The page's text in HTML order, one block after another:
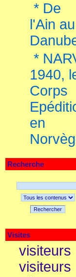
* De
l'Ain au
*
1940,
Corps
en
Recherche
Rechercher
Visites
visiteurs
visiteurs